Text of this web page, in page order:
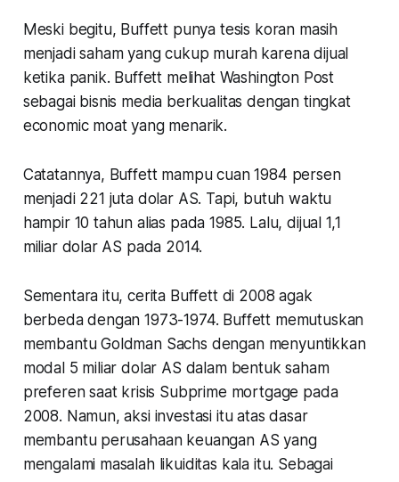
Meski begitu, Buffett punya tesis koran masih
menjadi saham yang cukup murah karena dijual
ketika panik. Buffett melihat Washington Post
sebagai bisnis media berkualitas dengan tingkat
economic moat yang menarik.
Catatannya, Buffett mampu cuan 1984 persen
menjadi 221 juta dolar AS. Tapi, butuh waktu
hampir 10 tahun alias pada 1985. Lalu, dijual 1,1
miliar dolar AS pada 2014.
Sementara itu, cerita Buffett di 2008 agak
berbeda dengan 1973-1974. Buffett memutuskan
membantu Goldman Sachs dengan menyuntikkan
modal 5 miliar dolar AS dalam bentuk saham
preferen saat krisis Subprime mortgage pada
2008. Namun, aksi investasi itu atas dasar
membantu perusahaan keuangan AS yang
mengalami masalah likuiditas kala itu. Sebagai